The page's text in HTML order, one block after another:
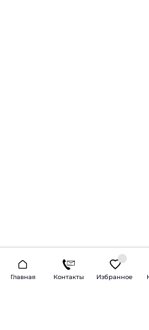
Главная Контакты Избранное
2026 © Продажа и
Доставка по всей